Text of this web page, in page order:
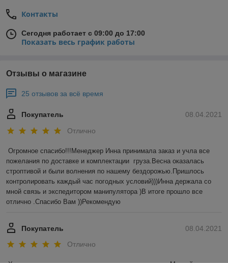
Контакты
Сегодня работает с 09:00 до 17:00
Показать весь график работы
Отзывы о магазине
25 отзывов за всё время
08.04.2021
Покупатель
Отлично
Огромное спасибо!!!Менеджер Инна принимала заказ и учла все
пожелания по доставке и комплектации  груза.Весна оказалась
строптивой и были волнения по нашему бездорожью.Пришлось
контролировать каждый час погодных условий)))Инна держала со
мной связь и экспедитором манипулятора )В итоге прошло все
отлично .Спасибо Вам ))Рекомендую
08.04.2021
Покупатель
Отлично